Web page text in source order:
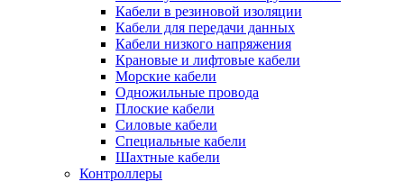
Кабели в резиновой изоляции
Кабели для передачи данных
Кабели низкого напряжения
Крановые и лифтовые кабели
Морские кабели
Одножильные провода
Плоские кабели
Силовые кабели
Специальные кабели
Шахтные кабели
Контроллеры